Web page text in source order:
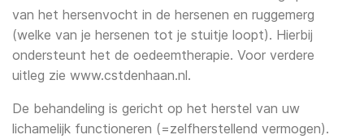
van het hersenvocht in de hersenen en ruggemerg
(welke van je hersenen tot je stuitje loopt). Hierbij
ondersteunt het de oedeemtherapie. Voor verdere
uitleg zie www.cstdenhaan.nl.
De behandeling is gericht op het herstel van uw
lichamelijk functioneren (=zelfherstellend vermogen).
Medische training
Valpreventie
Echografie
Kaakklachten
Acute knieblessure
Lage rugpijn
Lucas Gorissen
Sven Frijters
Marnix Roothooft